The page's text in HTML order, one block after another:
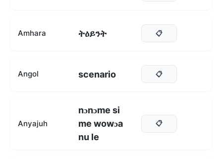
Amhara ትዕይንት 📋
Angol scenario 📋
Anyajuh
nɔnɔme si
me wowɔa
nu le
📋